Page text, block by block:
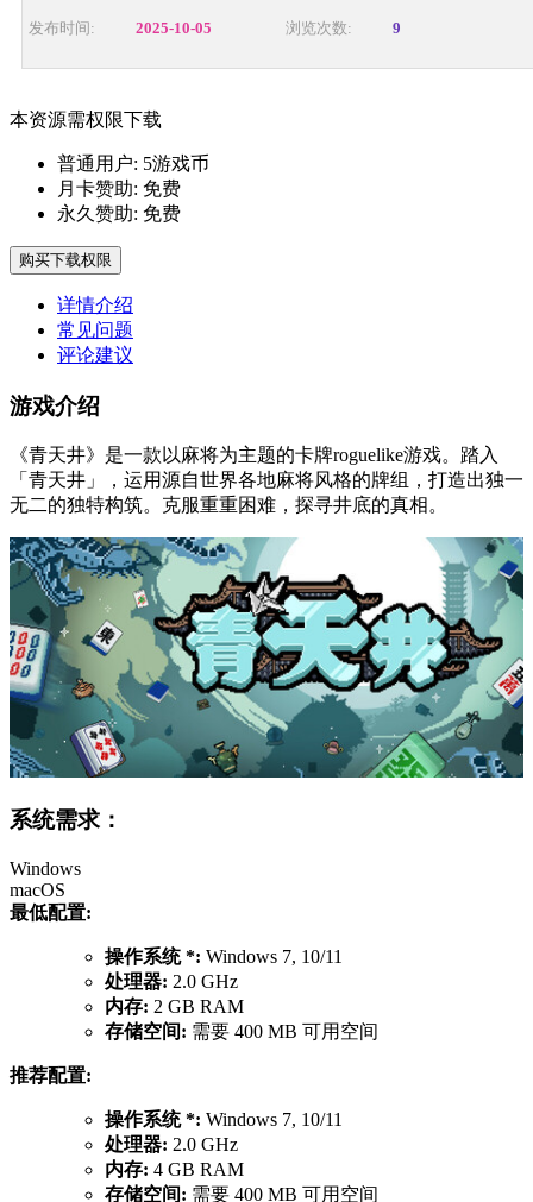
发布时间: 2025-10-05 浏览次数: 9
本资源需权限下载
普通用户: 5游戏币
月卡赞助: 免费
永久赞助: 免费
购买下载权限
详情介绍
常见问题
评论建议
游戏介绍
《青天井》是一款以麻将为主题的卡牌roguelike游戏。踏入
「青天井」，运用源自世界各地麻将风格的牌组，打造出独一
无二的独特构筑。克服重重困难，探寻井底的真相。
系统需求：
Windows
macOS
最低配置:
操作系统 *: Windows 7, 10/11
处理器: 2.0 GHz
内存: 2 GB RAM
存储空间: 需要 400 MB 可用空间
推荐配置:
操作系统 *: Windows 7, 10/11
处理器: 2.0 GHz
内存: 4 GB RAM
存储空间: 需要 400 MB 可用空间